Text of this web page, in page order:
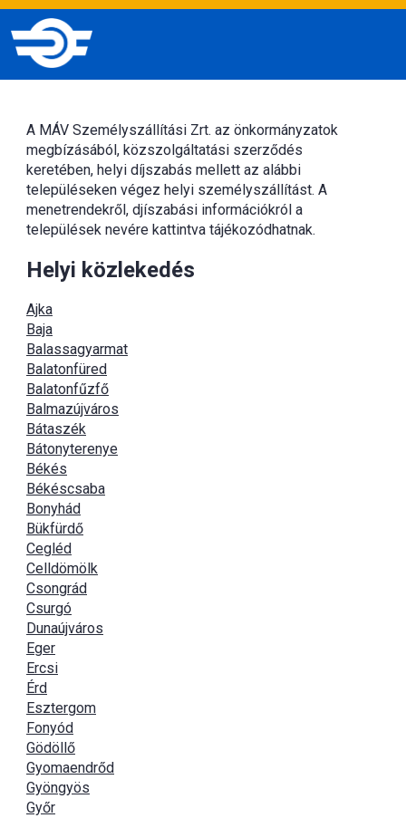
A MÁV Személyszállítási Zrt. az önkormányzatok
megbízásából, közszolgáltatási szerződés
keretében, helyi díjszabás mellett az alábbi
településeken végez helyi személyszállítást. A
menetrendekről, djíszabási információkról a
települések nevére kattintva tájékozódhatnak.
Helyi közlekedés
Ajka
Baja
Balassagyarmat
Balatonfüred
Balatonfűzfő
Balmazújváros
Bátaszék
Bátonyterenye
Békés
Békéscsaba
Bonyhád
Bükfürdő
Cegléd
Celldömölk
Csongrád
Csurgó
Dunaújváros
Eger
Ercsi
Érd
Esztergom
Fonyód
Gödöllő
Gyomaendrőd
Gyöngyös
Győr